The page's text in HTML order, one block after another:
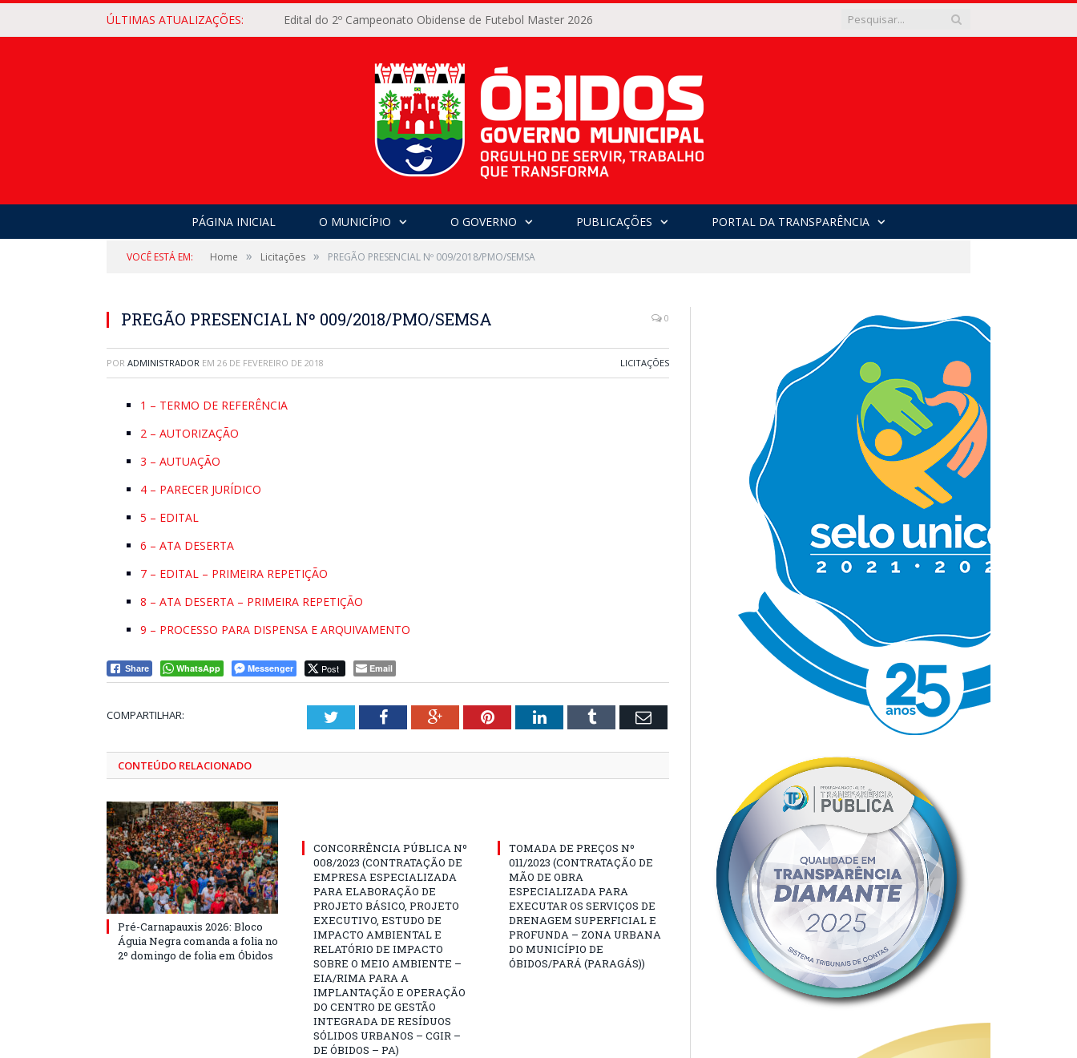
ÚLTIMAS ATUALIZAÇÕES: Edital do 2º Campeonato Obidense de Futebol Master 2026
PÁGINA INICIAL O MUNICÍPIO O GOVERNO PUBLICAÇÕES PORTAL DA TRANSPARÊNCIA
VOCÊ ESTÁ EM: Home » Licitações » PREGÃO PRESENCIAL Nº 009/2018/PMO/SEMSA
PREGÃO PRESENCIAL Nº 009/2018/PMO/SEMSA 0
POR ADMINISTRADOR EM 26 DE FEVEREIRO DE 2018 LICITAÇÕES
1 – TERMO DE REFERÊNCIA
2 – AUTORIZAÇÃO
3 – AUTUAÇÃO
4 – PARECER JURÍDICO
5 – EDITAL
6 – ATA DESERTA
7 – EDITAL – PRIMEIRA REPETIÇÃO
8 – ATA DESERTA – PRIMEIRA REPETIÇÃO
9 – PROCESSO PARA DISPENSA E ARQUIVAMENTO
Share WhatsApp Messenger Post Email
COMPARTILHAR: TwitterFacebookGoogle+PinterestLinkedInTumblr Email
CONTEÚDO RELACIONADO
Pré-Carnapauxis 2026: Bloco
Águia Negra comanda a folia no
2º domingo de folia em Óbidos
CONCORRÊNCIA PÚBLICA Nº
008/2023 (CONTRATAÇÃO DE
EMPRESA ESPECIALIZADA
PARA ELABORAÇÃO DE
PROJETO BÁSICO, PROJETO
EXECUTIVO, ESTUDO DE
IMPACTO AMBIENTAL E
RELATÓRIO DE IMPACTO
SOBRE O MEIO AMBIENTE –
EIA/RIMA PARA A
IMPLANTAÇÃO E OPERAÇÃO
DO CENTRO DE GESTÃO
INTEGRADA DE RESÍDUOS
SÓLIDOS URBANOS – CGIR –
DE ÓBIDOS – PA)
TOMADA DE PREÇOS Nº
011/2023 (CONTRATAÇÃO DE
MÃO DE OBRA
ESPECIALIZADA PARA
EXECUTAR OS SERVIÇOS DE
DRENAGEM SUPERFICIAL E
PROFUNDA – ZONA URBANA
DO MUNICÍPIO DE
ÓBIDOS/PARÁ (PARAGÁS))